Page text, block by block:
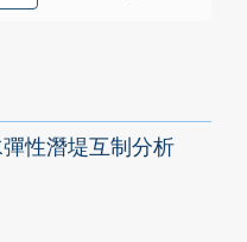
性潛堤互制分析